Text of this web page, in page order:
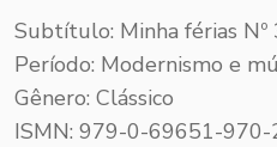
Subtítulo: Minha férias Nº
Período: Modernismo e
Gênero: Clássico
ISMN: 979-0-69651-970-